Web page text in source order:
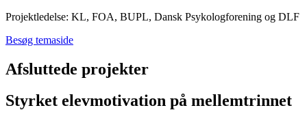
Projektledelse: KL, FOA, BUPL, Dansk Psykologforening og DLF
Besøg temaside
Afsluttede projekter
Styrket elevmotivation på mellemtrinnet